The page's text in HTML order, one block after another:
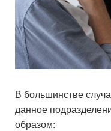
В большинстве
данное
образом: